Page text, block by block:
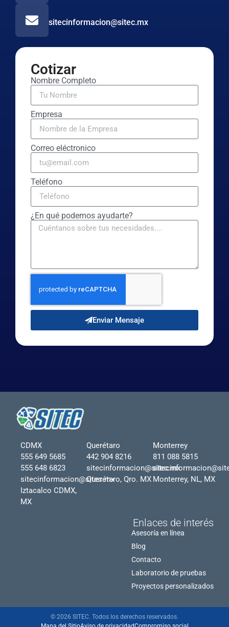
sitecinformacion@sitec.mx
Cotizar
Nombre Completo
Empresa
Correo eléctronico
Teléfono
¿En qué podemos ayudarte?
Enviar Mensaje
CDMX
555 649 5685
555 648 6823
sitecinformacion@sitec.mx
Iztacalco CDMX,
MX
Querétaro
442 904 8216
sitecinformacion@sitec.mx
Querétaro, Qro. MX
Monterrey
811 088 5815
Monterrey, NL, MX
Enlaces de interés
Asesoría en línea
Blog
Contacto
Laboratorio de pruebas
Proyectos personalizados
© 2026 SITEC. Todos los derechos reservados.